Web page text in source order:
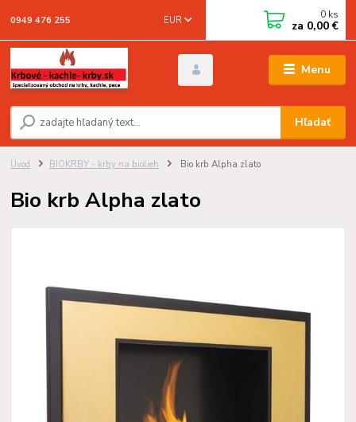
Menu
EUR
Hľadať
0949 476 255 0 ks
za 0,00 €
Úvod BIOKRBY - krby na biolieh Bio krb Alpha zlato
Bio krb Alpha zlato